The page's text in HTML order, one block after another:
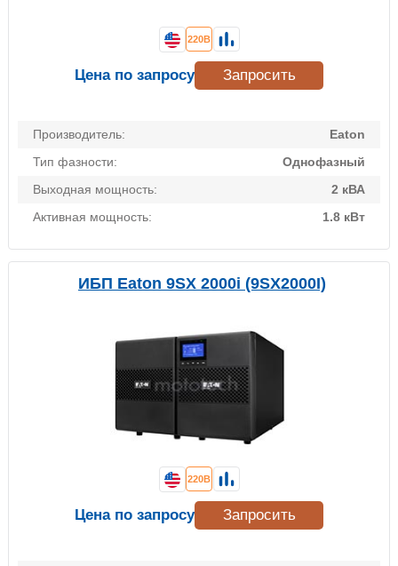
Производитель:
Eaton
Тип фазности:
Однофазный
Выходная мощность:
2 кВА
Активная мощность:
1.8 кВт
220В
Цена по запросу Запросить
ИБП Eaton 9SX 2000i (9SX2000I)
220В
Цена по запросу Запросить